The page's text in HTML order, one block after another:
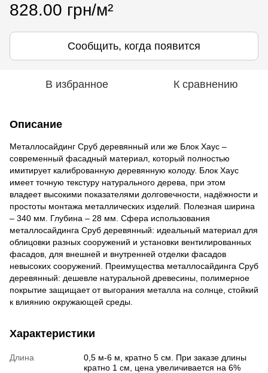
828.00 грн/м²
Сообщить, когда появится
В избранное К сравнению
Описание
Металлосайдинг Сруб деревянный или же Блок Хаус –
современный фасадный материал, который полностью
имитирует калиброванную деревянную колоду. Блок Хаус
имеет точную текстуру натурального дерева, при этом
владеет высокими показателями долговечности, надёжности и
простоты монтажа металлических изделий. Полезная ширина
– 340 мм. Глубина – 28 мм. Сфера использования
металлосайдинга Сруб деревянный: идеальный материал для
облицовки разных сооружений и установки вентилированных
фасадов, для внешней и внутренней отделки фасадов
невысоких сооружений. Преимущества металлосайдинга Сруб
деревянный: дешевле натуральной древесины, полимерное
покрытие защищает от выгорания металла на солнце, стойкий
к влиянию окружающей среды.
Характеристики
Длина
0,5 м-6 м, кратно 5 см. При заказе длины
кратно 1 см, цена увеличивается на 6%